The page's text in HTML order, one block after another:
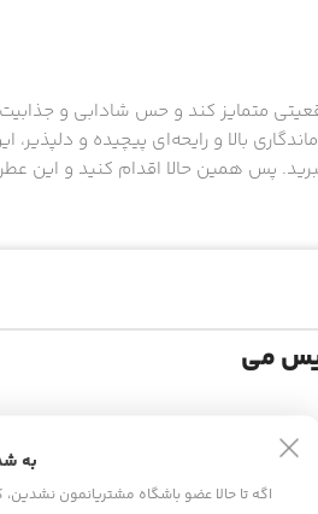
متمایز کند و حس شادابی و جذابیت
بالا و رایحه‌ای پیچیده و
پس همین حالا اقدام کنید و این
می
به
اگه تا حالا عضو باشگاه مشتریانمون نشدین،